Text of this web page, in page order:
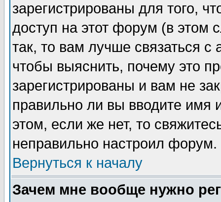
зарегистрированы для того,
доступ на этот форум (в этом
так, то вам лучше связаться
чтобы выяснить, почему это
зарегистрированы и вам не
правильно ли вы вводите
этом, если же нет, то
неправильно настроил форум.
Вернуться к началу
Зачем мне вообще нужно